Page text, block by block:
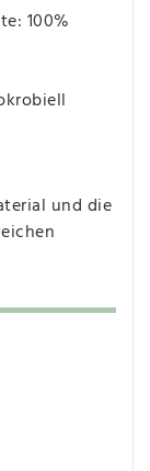
100%
und die